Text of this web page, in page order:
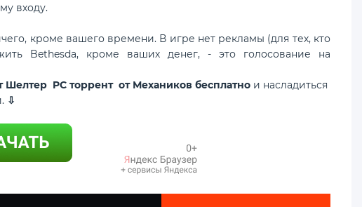
входу.
кроме вашего времени. В игре нет рекламы (для тех, кто
Bethesda, кроме ваших денег, - это голосование на
Шелтер PC торрент от Механиков бесплатнои насладиться
⇩